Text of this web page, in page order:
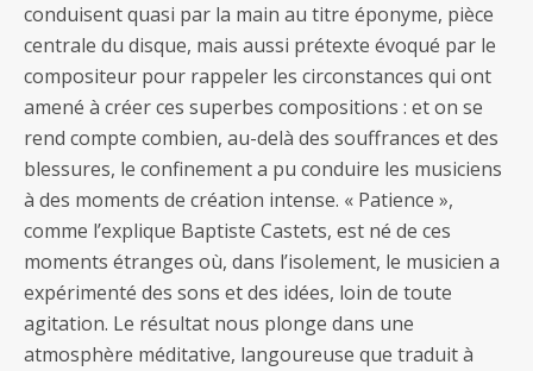
conduisent quasi par la main au titre éponyme, pièce
centrale du disque, mais aussi prétexte évoqué par le
compositeur pour rappeler les circonstances qui ont
amené à créer ces superbes compositions : et on se
rend compte combien, au-delà des souffrances et des
blessures, le confinement a pu conduire les musiciens
à des moments de création intense. « Patience »,
comme l’explique Baptiste Castets, est né de ces
moments étranges où, dans l’isolement, le musicien a
expérimenté des sons et des idées, loin de toute
agitation. Le résultat nous plonge dans une
atmosphère méditative, langoureuse que traduit à